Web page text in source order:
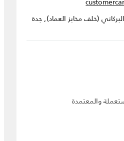
(خلف مخابز العماد), جدة
والمعتمدة